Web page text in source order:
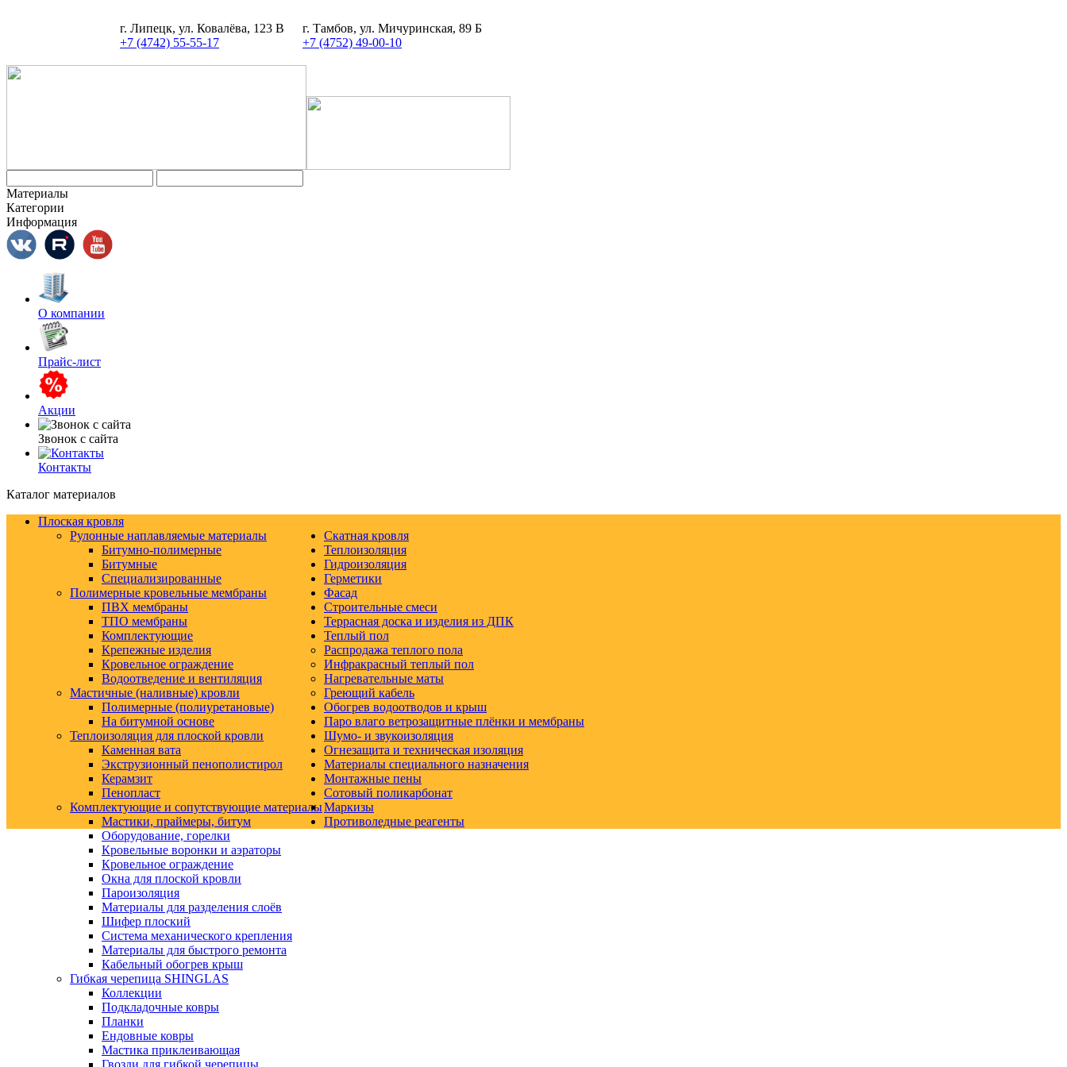
г. Липецк, ул. Ковалёва, 123 В
+7 (4742) 55-55-17
г. Тамбов, ул. Мичуринская, 89 Б
+7 (4752) 49-00-10
Материалы
Категории
Информация
О компании
Прайс-лист
Акции
Звонок с сайта
Контакты
Каталог материалов
Плоская кровля
Рулонные наплавляемые материалы
Битумно-полимерные
Битумные
Специализированные
Полимерные кровельные мембраны
ПВХ мембраны
ТПО мембраны
Комплектующие
Крепежные изделия
Кровельное ограждение
Водоотведение и вентиляция
Мастичные (наливные) кровли
Полимерные (полиуретановые)
На битумной основе
Теплоизоляция для плоской кровли
Каменная вата
Экструзионный пенополистирол
Керамзит
Пенопласт
Комплектующие и сопутствующие материалы
Мастики, праймеры, битум
Оборудование, горелки
Кровельные воронки и аэраторы
Кровельное ограждение
Окна для плоской кровли
Пароизоляция
Материалы для разделения слоёв
Шифер плоский
Система механического крепления
Материалы для быстрого ремонта
Кабельный обогрев крыш
Скатная кровля
Гибкая черепица SHINGLAS
Коллекции
Подкладочные ковры
Планки
Ендовные ковры
Мастика приклеивающая
Гвозди для гибкой черепицы
Теплоизоляция
Гидроизоляция
Герметики
Фасад
Строительные смеси
Террасная доска и изделия из ДПК
Теплый пол
Распродажа теплого пола
Инфракрасный теплый пол
Нагревательные маты
Греющий кабель
Обогрев водоотводов и крыш
Паро влаго ветрозащитные плёнки и мембраны
Шумо- и звукоизоляция
Огнезащита и техническая изоляция
Материалы специального назначения
Монтажные пены
Сотовый поликарбонат
Маркизы
Противоледные реагенты